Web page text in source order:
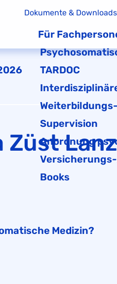
Dokumente & Downloads
Für
TARDOC
Supervision
Anordnung
Books
Medizin?
Züst Lanz